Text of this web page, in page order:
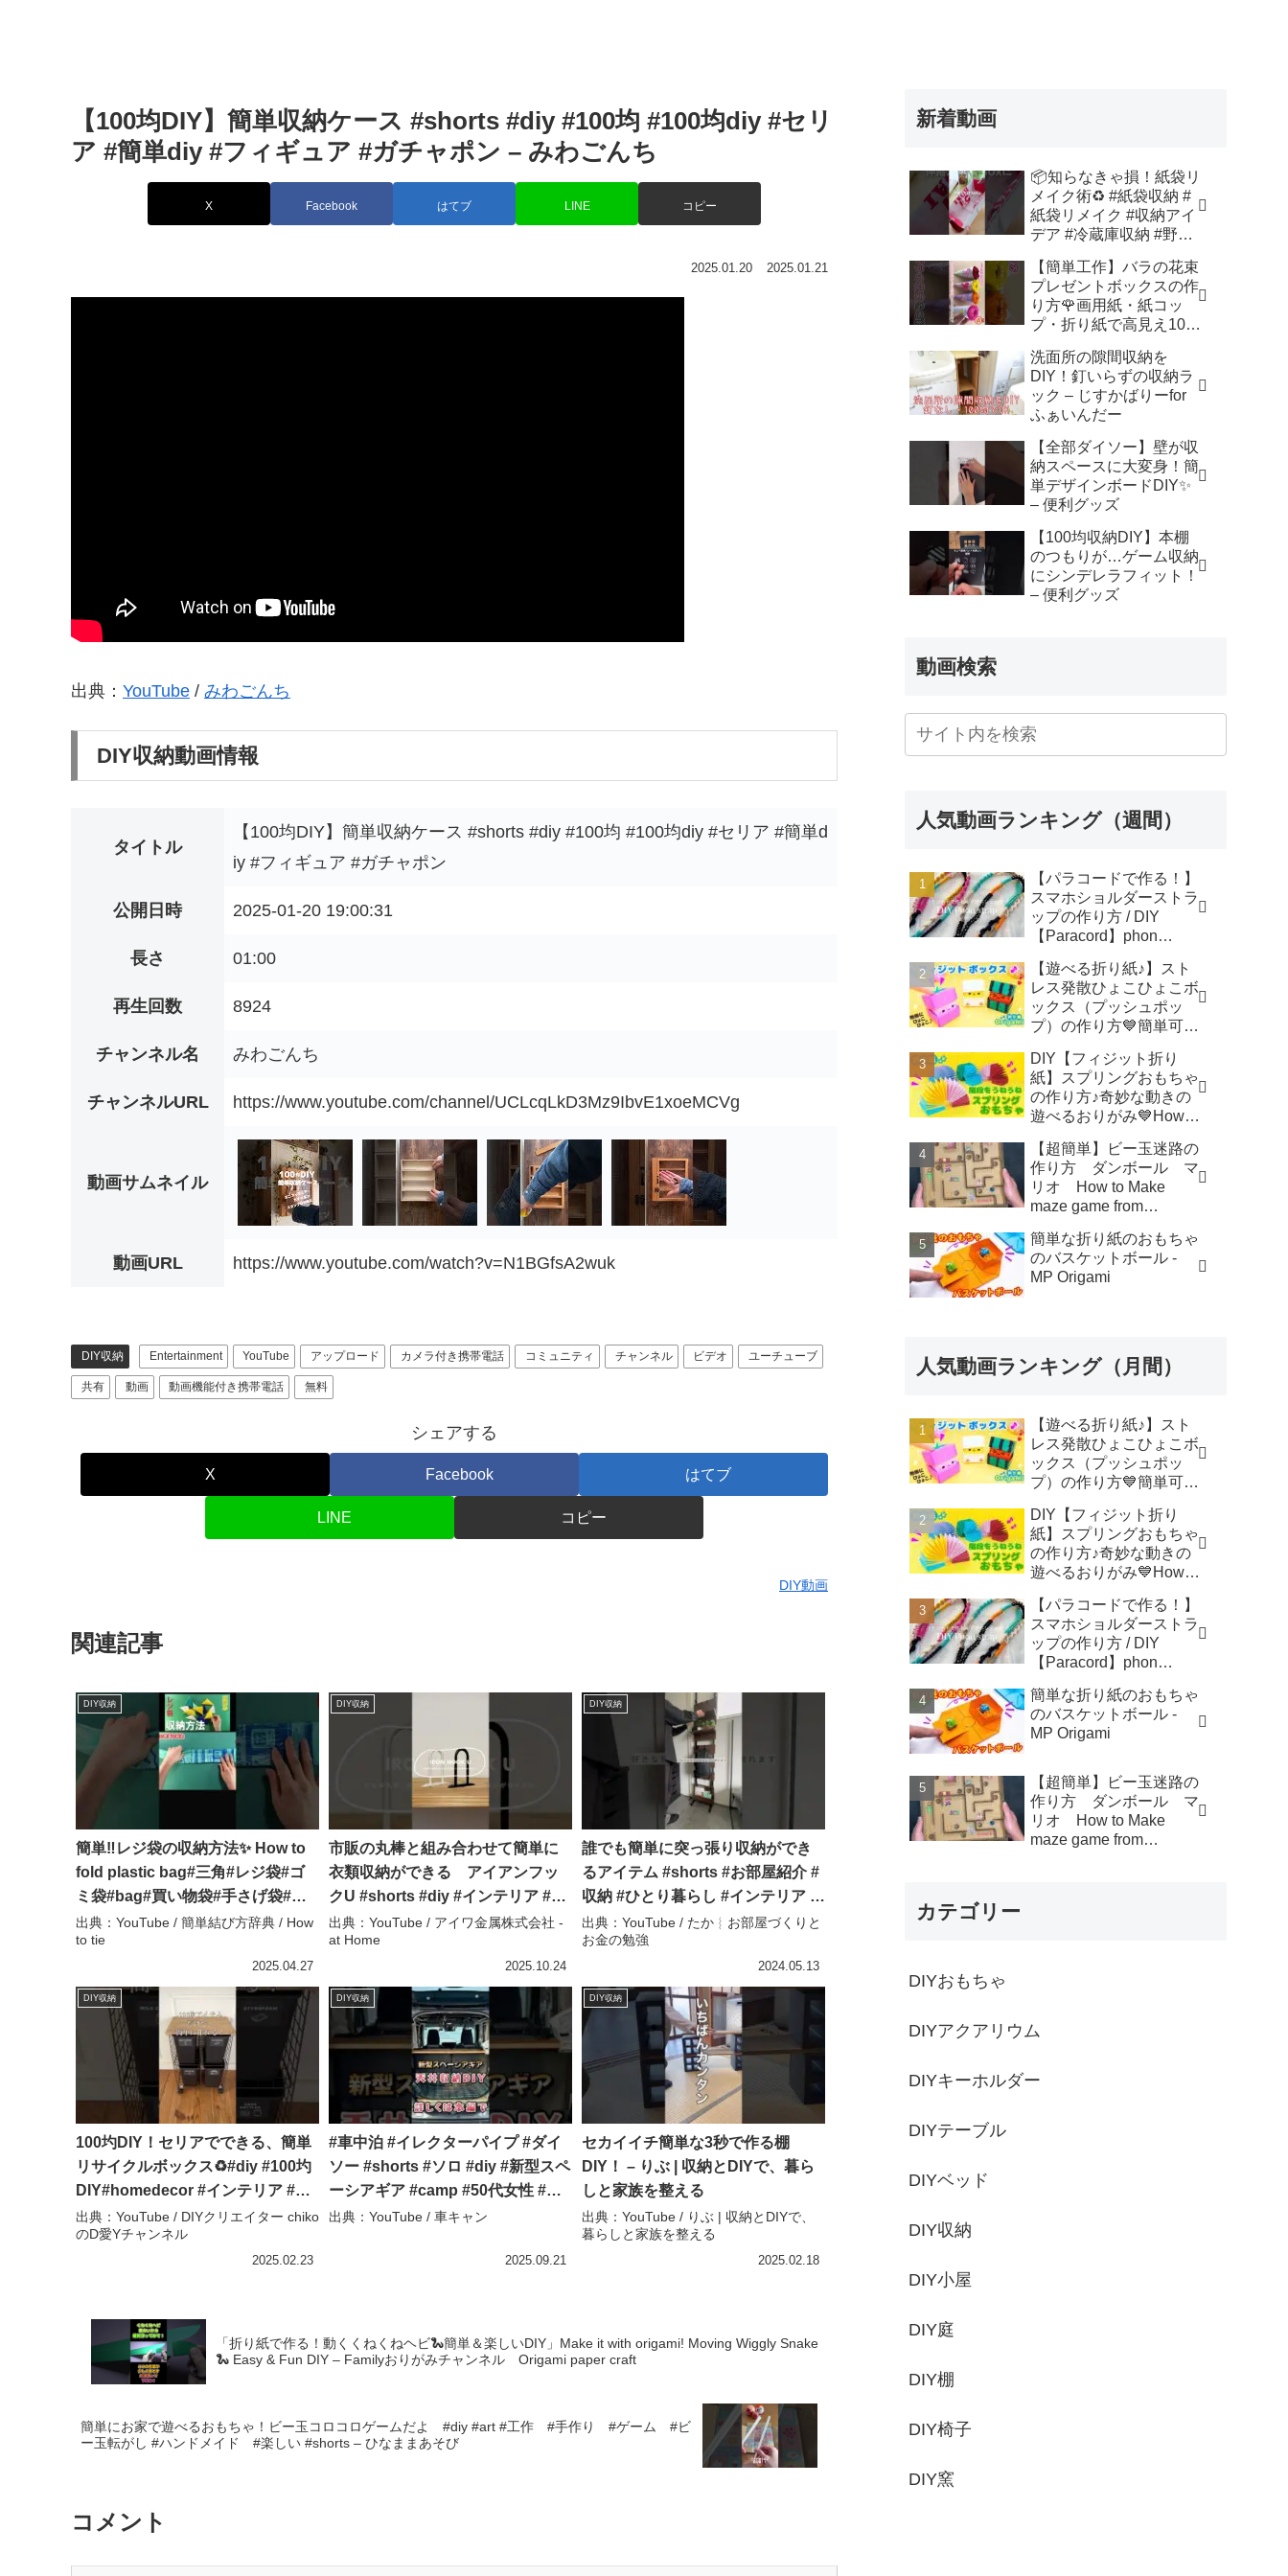
【100均DIY】簡単収納ケース #shorts #diy #100均 #100均diy #セリ
ア #簡単diy #フィギュア #ガチャポン – みわごんち
X Facebook はてブ LINE コピー
2025.01.20 2025.01.21
出典： YouTube / みわごんち
DIY収納動画情報
タイトル
【100均DIY】簡単収納ケース #shorts #diy #100均 #100均diy #セリア #簡単d
iy #フィギュア #ガチャポン
公開日時 2025-01-20 19:00:31
長さ 01:00
再生回数 8924
チャンネル名 みわごんち
チャンネルURL https://www.youtube.com/channel/UCLcqLkD3Mz9IbvE1xoeMCVg
動画サムネイル
動画URL https://www.youtube.com/watch?v=N1BGfsA2wuk
DIY収納 Entertainment YouTube アップロード カメラ付き携帯電話 コミュニティ チャンネル ビデオ ユーチューブ
共有 動画 動画機能付き携帯電話 無料
シェアする
X Facebook はてブ
LINE コピー
DIY動画
関連記事
DIY収納
簡単‼レジ袋の収納方法✨ How to
fold plastic bag#三角#レジ袋#ゴ
ミ袋#bag#買い物袋#手さげ袋#ビ
ニール袋#畳み方#たたみかた#整理
#片付け#スギ薬局#折疊#shorts –
簡単結び方辞典 / How to tie
出典：YouTube / 簡単結び方辞典 / How
to tie
2025.04.27
DIY収納
市販の丸棒と組み合わせて簡単に
衣類収納ができる アイアンフッ
クU #shorts #diy #インテリア #か
わいい #便利グッズ – アイワ金属株
式会社 – at Home
出典：YouTube / アイワ金属株式会社 -
at Home
2025.10.24
DIY収納
誰でも簡単に突っ張り収納ができ
るアイテム #shorts #お部屋紹介 #
収納 #ひとり暮らし #インテリア –
たか︴お部屋づくりとお金の勉強
出典：YouTube / たか︴お部屋づくりと
お金の勉強
2024.05.13
DIY収納
100圴DIY！セリアでできる、簡単
リサイクルボックス♻️#diy #100圴
DIY#homedecor #インテリア #キ
ッチンdiy – DIYクリエイター
chikoのD愛Yチャンネル
出典：YouTube / DIYクリエイター chiko
のD愛Yチャンネル
2025.02.23
DIY収納
#車中泊 #イレクターパイプ #ダイ
ソー #shorts #ソロ #diy #新型スペ
ーシアギア #camp #50代女性 #天
井収納 #簡単 #釣竿 – 車キャン
出典：YouTube / 車キャン
2025.09.21
DIY収納
セカイイチ簡単な3秒で作る棚
DIY！ – りぶ | 収納とDIYで、暮ら
しと家族を整える
出典：YouTube / りぶ | 収納とDIYで、
暮らしと家族を整える
2025.02.18
「折り紙で作る！動くくねくねヘビ🐍簡単＆楽しいDIY」Make it with origami! Moving Wiggly Snake
🐍 Easy & Fun DIY – Familyおりがみチャンネル Origami paper craft
簡単にお家で遊べるおもちゃ！ビー玉コロコロゲームだよ #diy #art #工作 #手作り #ゲーム #ビ
ー玉転がし #ハンドメイド #楽しい #shorts – ひなままあそび
コメント
新着動画
📦知らなきゃ損！紙袋リ
メイク術♻️ #紙袋収納 #
紙袋リメイク #収納アイ
デア #冷蔵庫収納 #野菜
【簡単工作】バラの花束
プレゼントボックスの作
り方🌹画用紙・紙コッ
プ・折り紙で高見え100
寧！子供からシニアのレ
クリエーション／How to
make a rose – 簡単結び
方辞典 / How to tie
洗面所の隙間収納を
DIY！釘いらずの収納ラ
ック – じすかばりーfor
ふぁいんだー
【全部ダイソー】壁が収
納スペースに大変身！簡
単デザインボードDIY✨
– 便利グッズ
【100均収納DIY】本棚
のつもりが…ゲーム収納
にシンデレラフィット！
– 便利グッズ
動画検索
人気動画ランキング（週間）
【パラコードで作る！】
スマホショルダーストラ
ップの作り方 / DIY
【Paracord】phon
Macrame traveler Hikaru
【遊べる折り紙♪】スト
レス発散ひょこひょこボ
ックス（プッシュポッ
プ）の作り方💙簡単可愛
made from origami (Pop-
it) 종이 접기로 만드는 팝
잇 - SodaCatOrigami 楽
しい折り紙♪
DIY【フィジット折り
紙】スプリングおもちゃ
の作り方♪奇妙な動きの
遊べるおりがみ💙How to
Origami -
SodaCatOrigami 楽しい
折り紙♪
【超簡単】ビー玉迷路の
作り方 ダンボール マ
リオ How to Make
maze game from
MotoCrafts
簡単な折り紙のおもちゃ
のバスケットボール -
MP Origami
人気動画ランキング（月間）
【遊べる折り紙♪】スト
レス発散ひょこひょこボ
ックス（プッシュポッ
プ）の作り方💙簡単可愛
made from origami (Pop-
it) 종이 접기로 만드는 팝
잇 - SodaCatOrigami 楽
しい折り紙♪
DIY【フィジット折り
紙】スプリングおもちゃ
の作り方♪奇妙な動きの
遊べるおりがみ💙How to
Origami -
SodaCatOrigami 楽しい
折り紙♪
【パラコードで作る！】
スマホショルダーストラ
ップの作り方 / DIY
【Paracord】phon
Macrame traveler Hikaru
簡単な折り紙のおもちゃ
のバスケットボール -
MP Origami
【超簡単】ビー玉迷路の
作り方 ダンボール マ
リオ How to Make
maze game from
カテゴリー
DIYおもちゃ
DIYアクアリウム
DIYキーホルダー
DIYテーブル
DIYベッド
DIY収納
DIY小屋
DIY庭
DIY棚
DIY椅子
DIY窯